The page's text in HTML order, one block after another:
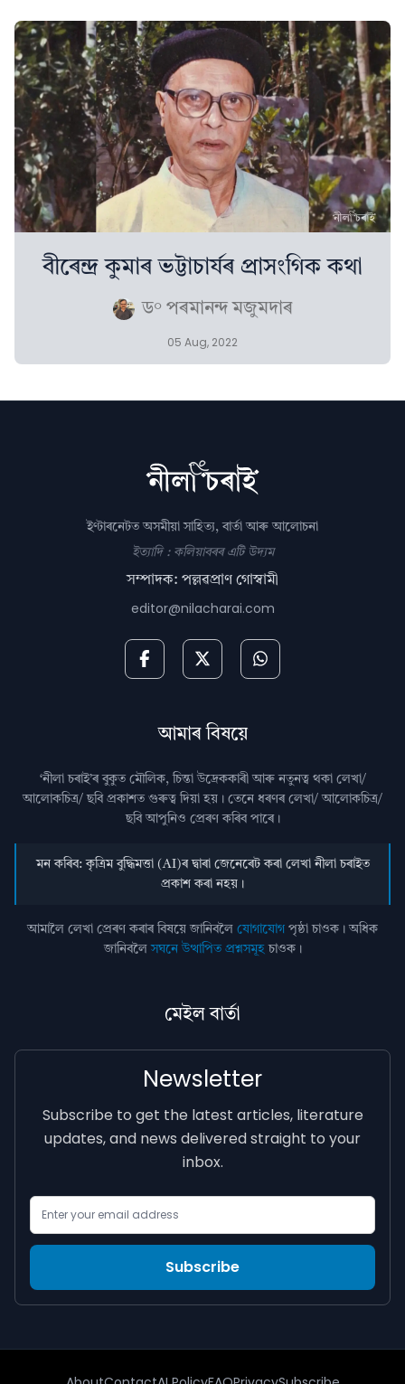
বীৰেন্দ্ৰ কুমাৰ ভট্টাচাৰ্যৰ প্ৰাসংগিক কথা
ড° পৰমানন্দ মজুমদাৰ
05 Aug, 2022
ইণ্টাৰনেটত অসমীয়া সাহিত্য, বাৰ্তা আৰু আলোচনা
ইত্যাদি : কলিয়াবৰৰ এটি উদ্যম
সম্পাদক: পল্লৱপ্ৰাণ গোস্বামী
editor@nilacharai.com
আমাৰ বিষয়ে
‘নীলা চৰাই’ৰ বুকুত মৌলিক, চিন্তা উদ্রেককাৰী আৰু নতুনত্ব থকা লেখা/
আলোকচিত্ৰ/ ছবি প্রকাশত গুৰুত্ব দিয়া হয়। তেনে ধৰণৰ লেখা/ আলোকচিত্ৰ/
ছবি আপুনিও প্রেৰণ কৰিব পাৰে।
মন কৰিব: কৃত্ৰিম বুদ্ধিমত্তা (AI)ৰ দ্বাৰা জেনেৰেট কৰা লেখা নীলা চৰাইত
প্ৰকাশ কৰা নহয়।
আমালৈ লেখা প্ৰেৰণ কৰাৰ বিষয়ে জানিবলৈ যোগাযোগ পৃষ্ঠা চাওক। অধিক
জানিবলৈসঘনে উত্থাপিত প্ৰশ্নসমূহচাওক।
মেইল বাৰ্তা
Newsletter
Subscribe to get the latest articles, literature
updates, and news delivered straight to your
inbox.
Subscribe